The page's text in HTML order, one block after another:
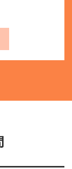
取得しま
知、また
れに反す
報の漏
リティの